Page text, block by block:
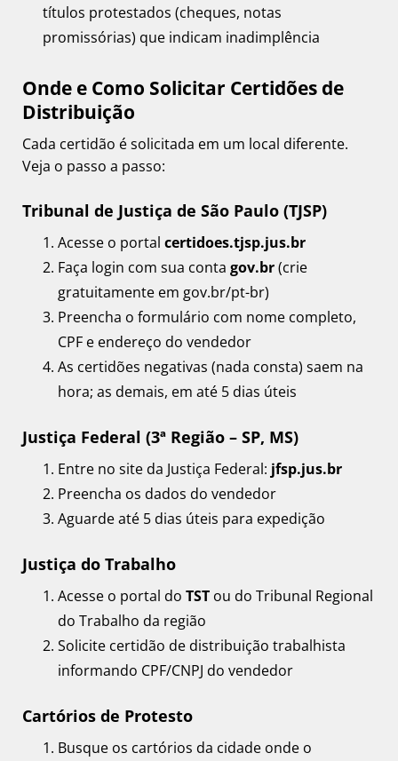
títulos protestados (cheques, notas
promissórias) que indicam inadimplência
Onde e Como Solicitar Certidões de
Distribuição
Cada certidão é solicitada em um local diferente.
Veja o passo a passo:
Tribunal de Justiça de São Paulo (TJSP)
Acesse o portal certidoes.tjsp.jus.br
Faça login com sua conta gov.br(crie
gratuitamente em gov.br/pt-br)
Preencha o formulário com nome completo,
CPF e endereço do vendedor
As certidões negativas (nada consta) saem na
hora; as demais, em até 5 dias úteis
Justiça Federal (3ª Região – SP, MS)
Entre no site da Justiça Federal: jfsp.jus.br
Preencha os dados do vendedor
Aguarde até 5 dias úteis para expedição
Justiça do Trabalho
Acesse o portal do TST ou do Tribunal Regional
do Trabalho da região
Solicite certidão de distribuição trabalhista
informando CPF/CNPJ do vendedor
Cartórios de Protesto
Busque os cartórios da cidade onde o